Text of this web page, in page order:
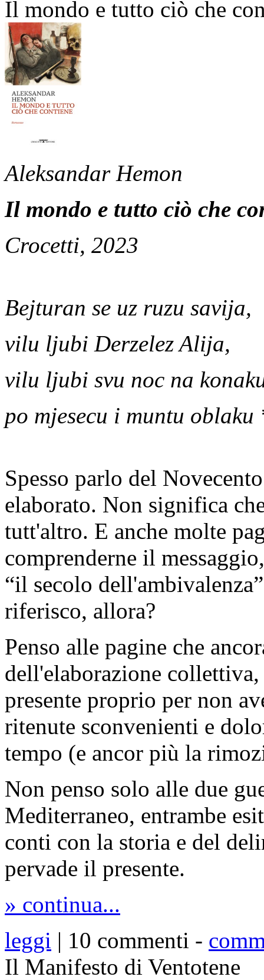
Il mondo e tutto ciò che
Aleksandar Hemon
Il mondo e tutto ciò che
Crocetti, 2023
Bejturan se uz ruzu savija,
vilu ljubi Derzelez Alija,
vilu ljubi svu noc na
po mjesecu i muntu oblaku
Spesso parlo del
elaborato. Non significa
tutt'altro. E anche molte
comprenderne il
“il secolo
riferisco, allora?
Penso alle pagine che
dell'elaborazione
presente proprio per non
ritenute sconvenienti e
tempo (e ancor più la
Non penso solo alle due
Mediterraneo, entrambe
conti con la storia e del
pervade il presente.
» continua...
leggi | 10 commenti -
Il Manifesto di Ventotene